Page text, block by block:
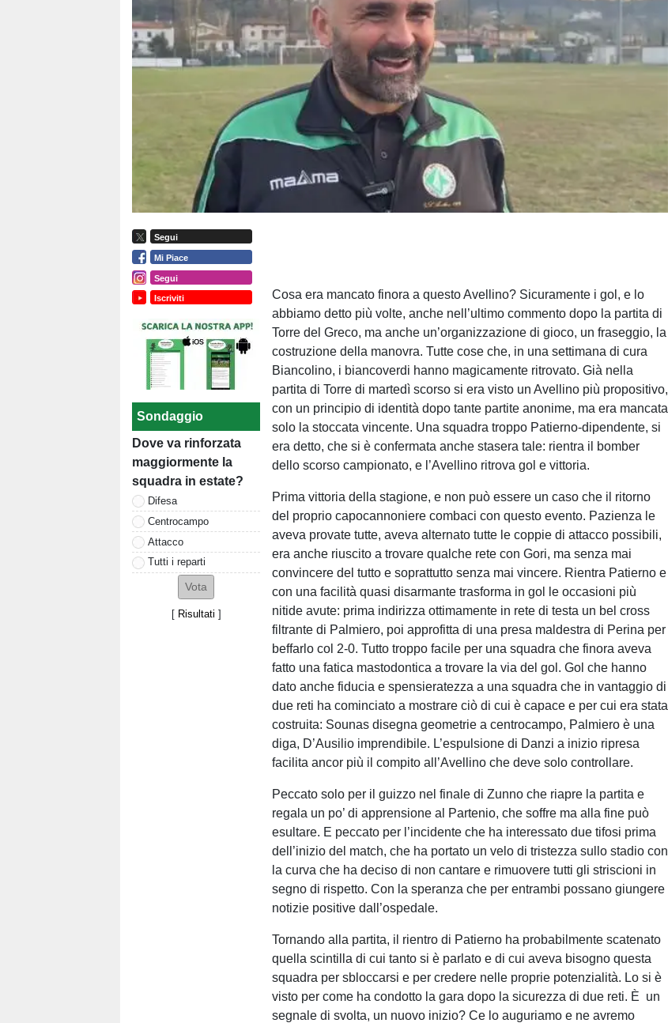
Segui
Mi Piace
Segui
Iscriviti
Sondaggio
Dove va rinforzata
maggiormente la
squadra in estate?
Difesa
Centrocampo
Attacco
Tutti i reparti
[ Risultati ]
Cosa era mancato finora a questo Avellino? Sicuramente i gol, e lo
abbiamo detto più volte, anche nell’ultimo commento dopo la partita di
Torre del Greco, ma anche un’organizzazione di gioco, un fraseggio, la
costruzione della manovra. Tutte cose che, in una settimana di cura
Biancolino, i biancoverdi hanno magicamente ritrovato. Già nella
partita di Torre di martedì scorso si era visto un Avellino più propositivo,
con un principio di identità dopo tante partite anonime, ma era mancata
solo la stoccata vincente. Una squadra troppo Patierno-dipendente, si
era detto, che si è confermata anche stasera tale: rientra il bomber
dello scorso campionato, e l’Avellino ritrova gol e vittoria.
Prima vittoria della stagione, e non può essere un caso che il ritorno
del proprio capocannoniere combaci con questo evento. Pazienza le
aveva provate tutte, aveva alternato tutte le coppie di attacco possibili,
era anche riuscito a trovare qualche rete con Gori, ma senza mai
convincere del tutto e soprattutto senza mai vincere. Rientra Patierno e
con una facilità quasi disarmante trasforma in gol le occasioni più
nitide avute: prima indirizza ottimamente in rete di testa un bel cross
filtrante di Palmiero, poi approfitta di una presa maldestra di Perina per
beffarlo col 2-0. Tutto troppo facile per una squadra che finora aveva
fatto una fatica mastodontica a trovare la via del gol. Gol che hanno
dato anche fiducia e spensieratezza a una squadra che in vantaggio di
due reti ha cominciato a mostrare ciò di cui è capace e per cui era stata
costruita: Sounas disegna geometrie a centrocampo, Palmiero è una
diga, D’Ausilio imprendibile. L’espulsione di Danzi a inizio ripresa
facilita ancor più il compito all’Avellino che deve solo controllare.
Peccato solo per il guizzo nel finale di Zunno che riapre la partita e
regala un po’ di apprensione al Partenio, che soffre ma alla fine può
esultare. E peccato per l’incidente che ha interessato due tifosi prima
dell’inizio del match, che ha portato un velo di tristezza sullo stadio con
la curva che ha deciso di non cantare e rimuovere tutti gli striscioni in
segno di rispetto. Con la speranza che per entrambi possano giungere
notizie positive dall’ospedale.
Tornando alla partita, il rientro di Patierno ha probabilmente scatenato
quella scintilla di cui tanto si è parlato e di cui aveva bisogno questa
squadra per sbloccarsi e per credere nelle proprie potenzialità. Lo si è
visto per come ha condotto la gara dopo la sicurezza di due reti. È un
segnale di svolta, un nuovo inizio? Ce lo auguriamo e ne avremo